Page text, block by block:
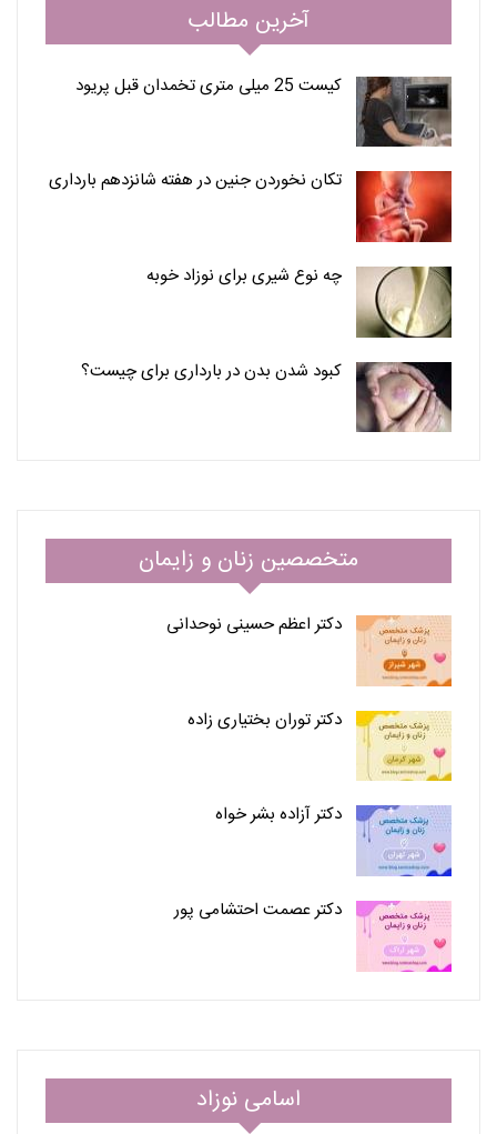
آخرین مطالب
کیست 25 میلی متری تخمدان قبل پریود
تکان نخوردن جنین در هفته شانزدهم بارداری
چه نوع شیری برای نوزاد خوبه
کبود شدن بدن در بارداری برای چیست؟
متخصصین زنان و زایمان
دکتر اعظم حسینی نوحدانی
دکتر توران بختیاری زاده
دکتر آزاده بشر خواه
دکتر عصمت احتشامی پور
اسامی نوزاد